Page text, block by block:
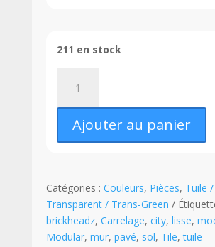
211 en stock
LEGO®
Tuile
1
1
-
3070b
-
Vert
Ajouter au panier
Catégories : Couleurs, Pièces, Tuile
Transparent / Trans-Green
brickheadz, Carrelage, city, lisse,
Modular, mur, pavé, sol, Tile,tuile